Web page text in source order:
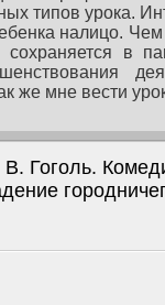
типов урока.
налицо.
в
же мне вести
Гоголь.